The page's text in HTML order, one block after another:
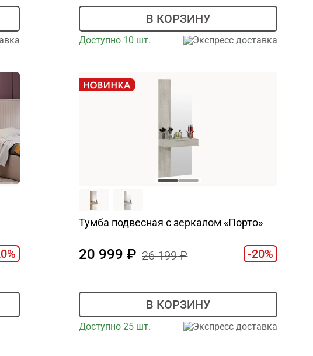
В КОРЗИНУ
Доступно 10 шт. Экспресс доставка
Тумба подвесная с зеркалом «Порто»
20 999 26 199 -20%
В КОРЗИНУ
Доступно 25 шт. Экспресс доставка